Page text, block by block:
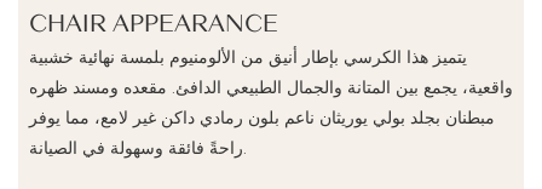
CHAIR APPEARANCE
يتميز هذا الكرسي بإطار أنيق من الألومنيوم بلمسة نهائية خشبية
واقعية، يجمع بين المتانة والجمال الطبيعي الدافئ. مقعده ومسند ظهره
مبطنان بجلد بولي يوريثان ناعم بلون رمادي داكن غير لامع، مما يوفر
راحةً فائقة وسهولة في الصيانة.